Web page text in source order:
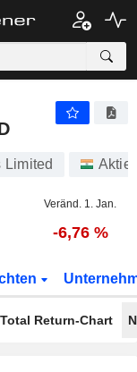
Limited
Veränd. 1. Jan.
-6,76 %
Total Return-Chart